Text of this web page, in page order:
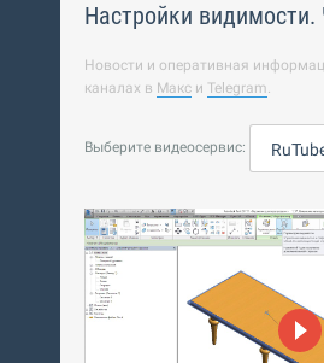
Настройки видимости.
Новости и оперативная
каналах в Макс и Telegram.
Выберите видеосервис: